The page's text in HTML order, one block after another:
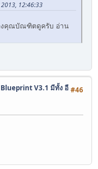
12:46:33
งคุณบัณฑิตดูครับ อ่าน
#46
V3.1 มีทั้ง อี